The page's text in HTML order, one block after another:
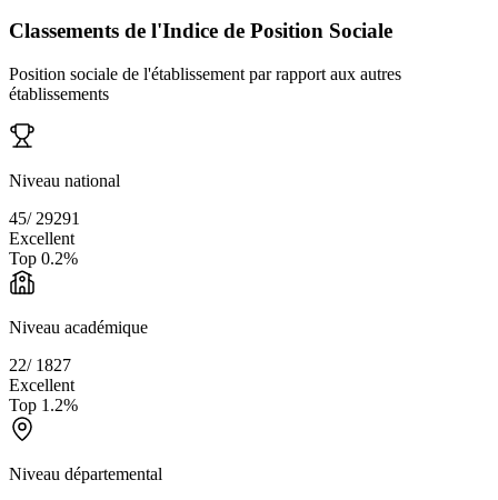
Classements de l'Indice de Position Sociale
Position sociale de l'établissement par rapport aux autres
établissements
Niveau national
45/ 29291
Excellent
Top 0.2%
Niveau académique
22/ 1827
Excellent
Top 1.2%
Niveau départemental